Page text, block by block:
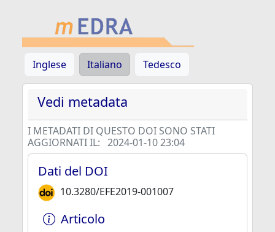
Inglese Italiano Tedesco
Vedi metadata
I METADATI DI QUESTO DOI SONO STATI
AGGIORNATI IL: 2024-01-10 23:04
Dati del DOI
10.3280/EFE2019-001007
Articolo